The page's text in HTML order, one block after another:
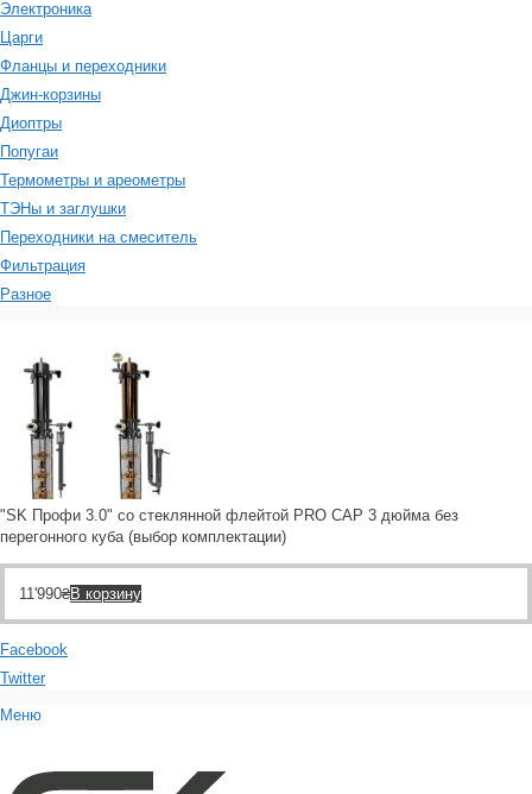
Электроника
Царги
Фланцы и переходники
Джин-корзины
Диоптры
Попугаи
Термометры и ареометры
ТЭНы и заглушки
Переходники на смеситель
Фильтрация
Разное
"SK Профи 3.0" со стеклянной флейтой PRO CAP 3 дюйма без
перегонного куба (выбор комплектации)
11'990₴В корзину
Facebook
Twitter
Меню